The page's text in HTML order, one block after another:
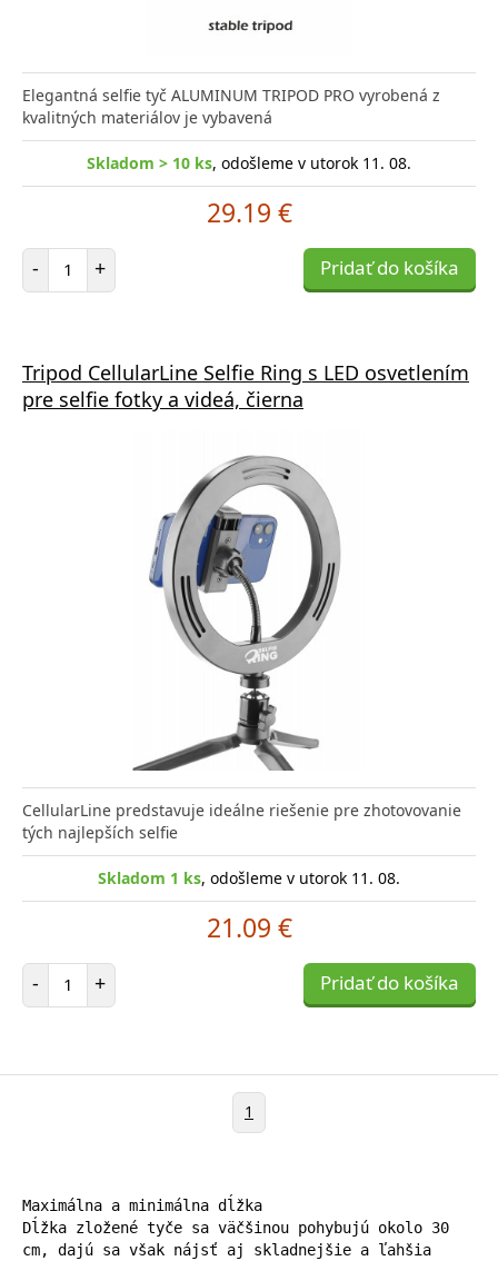
Elegantná selfie tyč ALUMINUM TRIPOD PRO vyrobená z
kvalitných materiálov je vybavená
Skladom > 10 ks, odošleme v utorok 11. 08.
29.19 €
- Počet položiek
+ Pridať do košíka
Tripod CellularLine Selfie Ring s LED osvetlením
pre selfie fotky a videá, čierna
CellularLine predstavuje ideálne riešenie pre zhotovovanie
tých najlepších selfie
Skladom 1 ks, odošleme v utorok 11. 08.
21.09 €
- Počet položiek
+ Pridať do košíka
1
Maximálna a minimálna dĺžka
Dĺžka zložené tyče sa väčšinou pohybujú okolo 30
cm, dajú sa však nájsť aj skladnejšie a ľahšia